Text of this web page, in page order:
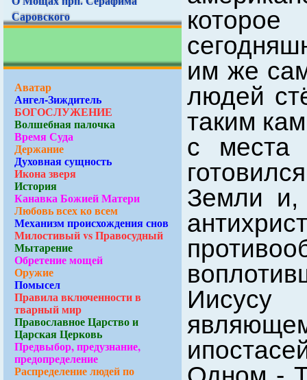
Саровского
Аватар
Ангел-Зиждитель
БОГОСЛУЖЕНИЕ
Волшебная палочка
Время Суда
Держание
Духовная сущность
Икона зверя
История
Канавка Божией Матери
Любовь всех ко всем
Механизм происхождения снов
Милостивый vs Правосудный
Мытарение
Обретение мощей
Оружие
Помысел
Правила включенности в
тварный мир
Православное Царство и
Царская Церковь
Предвыбор, предузнание,
предопределение
Распределение людей по
им же
людей
таким
с места
Земли и,